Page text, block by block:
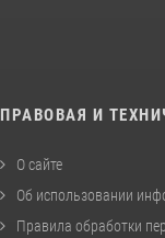
ПРАВОВАЯ И
О сайте
Об использовании
Правила обработки